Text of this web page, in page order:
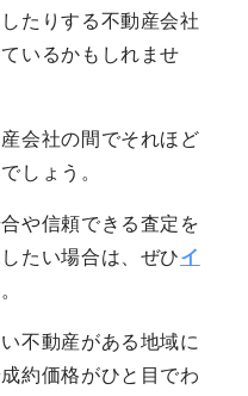
たりする不動産会社
いるかもしれませ
会社の間でそれほど
しょう。
や信頼できる査定を
たい場合は、ぜひイ
不動産がある地域に
約価格がひと目でわ